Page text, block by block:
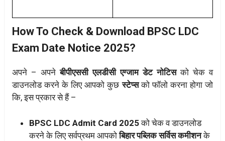
How To Check & Download BPSC LDC
Exam Date Notice 2025?
अपने – अपनेबीपीएससी एलडीसीएग्जाम डेट नोटिसको चेक व
डाउनलोड करने के लिए आपको कुछस्टेप्सको फॉलो करना होगा जो
कि, इस प्रकार से हैं –
BPSC LDC Admit Card 2025को चेक व डाउनलोड
करने के लिए सर्वप्रथम आपकोबिहार पब्लिक सर्विस कमीशनके